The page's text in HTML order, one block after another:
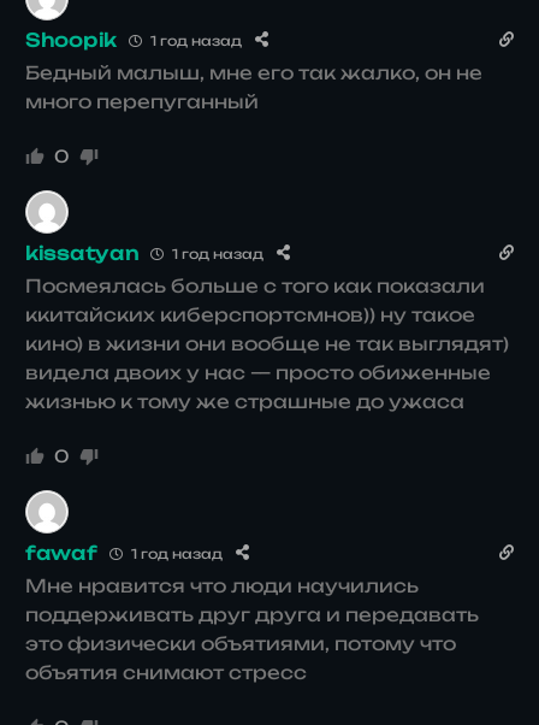
Shoopik 1 год назад
Бедный малыш, мне его так жалко, он не
много перепуганный
0
kissatyan 1 год назад
Посмеялась больше с того как показали
ккитайских киберспортсмнов)) ну такое
кино) в жизни они вообще не так выглядят)
видела двоих у нас — просто обиженные
жизнью к тому же страшные до ужаса
0
fawaf 1 год назад
Мне нравится что люди научились
поддерживать друг друга и передавать
это физически объятиями, потому что
объятия снимают стресс